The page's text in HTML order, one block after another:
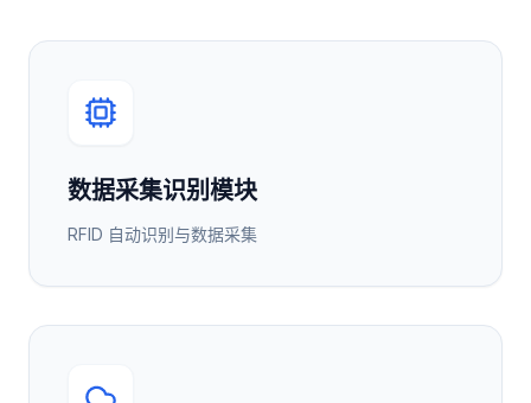
数据采集识别模块
RFID 自动识别与数据采集